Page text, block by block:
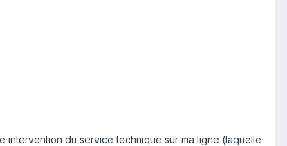
du service technique sur ma ligne (laquelle